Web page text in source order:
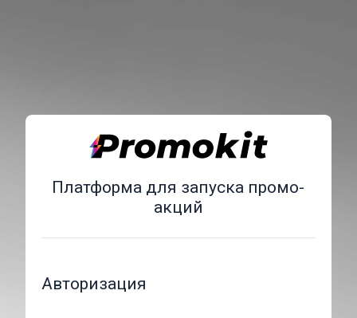
Платформа для запуска промо-
акций
Авторизация